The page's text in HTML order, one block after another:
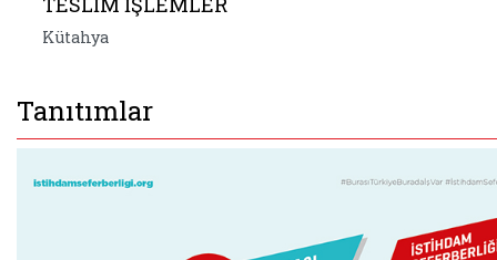
Kütahya
Tanıtımlar